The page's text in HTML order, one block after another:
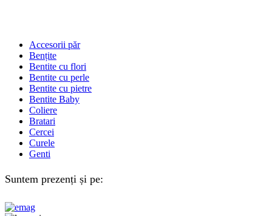
Accesorii păr
Bențite
Bentite cu flori
Bentite cu perle
Bentite cu pietre
Bentite Baby
Coliere
Bratari
Cercei
Curele
Genti
Suntem prezenți și pe: